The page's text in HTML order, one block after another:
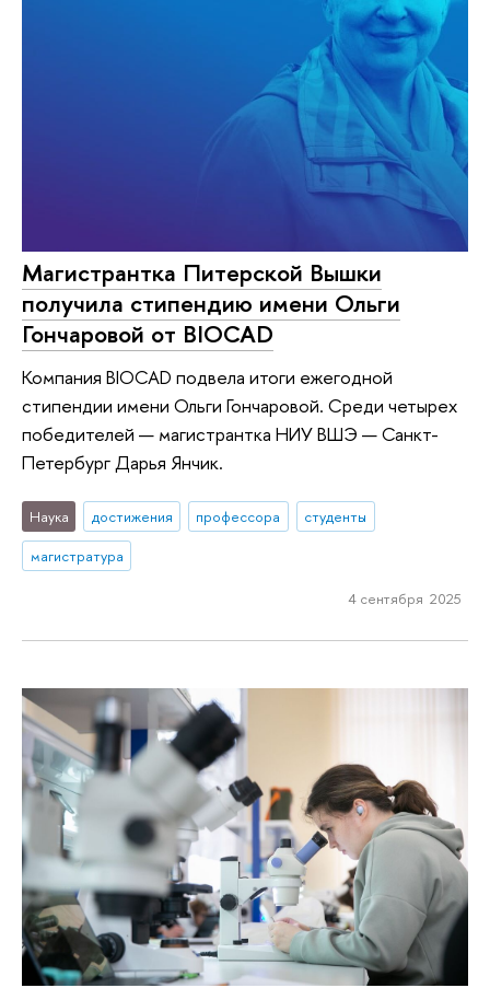
Магистрантка Питерской Вышки
получила стипендию имени Ольги
Гончаровой от BIOCAD
Компания BIOCAD подвела итоги ежегодной
стипендии имени Ольги Гончаровой. Среди четырех
победителей — магистрантка НИУ ВШЭ — Санкт-
Петербург Дарья Янчик.
Наука достижения профессора
студенты
магистратура
4 сентября 2025